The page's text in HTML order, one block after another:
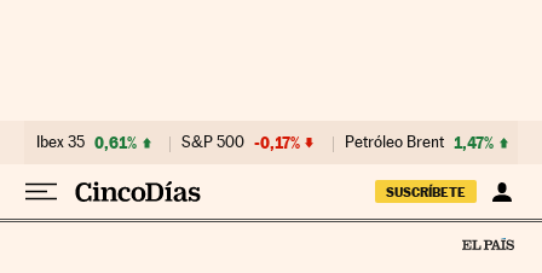
Ibex 35 0,61% S&P 500 -0,17% Petróleo Brent 1,47%
SUSCRÍBETE